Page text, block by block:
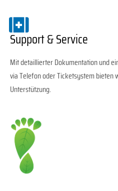
Support & Service
Mit detaillierter Dokumentation und
via Telefon oder Ticketsystem bieten
Unterstützung.